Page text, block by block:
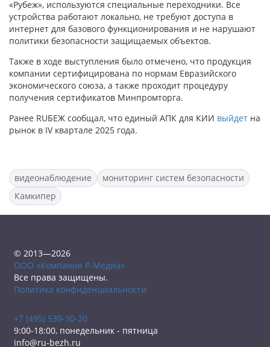
«Рубеж», используются специальные переходники. Все
устройства работают локально, не требуют доступа в
интернет для базового функционирования и не нарушают
политики безопасности защищаемых объектов.
Также в ходе выступления было отмечено, что продукция
компании сертифицирована по нормам Евразийского
экономического союза, а также проходит процедуру
получения сертификатов Минпромторга.
Ранее RUБЕЖ сообщал, что единый АПК для КИИ выйдет на
рынок в IV квартале 2025 года.
видеонаблюдение
мониторинг систем безопасности
Камкипер
© 2013—2026
ООО «Компания Р-Медиа»
Все права защищены.
Политика конфиденциальности
+7 (495) 539-30-20
9:00-18:00, понедельник - пятница
info@ru-bezh.ru